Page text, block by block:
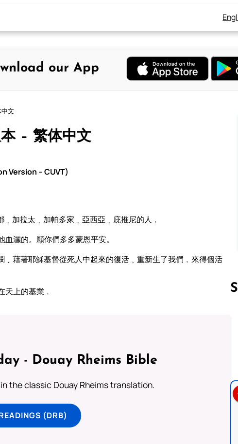
our App
文
– 繁体中文
Version – CUVT)
加拉太﹑加帕多家﹑亞西亞﹑庇推尼的人﹐
灑的。願你們多多蒙恩平安。
藉著耶穌基督從死人中起來的復活﹑重新生了我們﹐來得個活
上的基業﹐
- Douay Rheims Bible
the classic Douay Rheims translation.
(DRB)